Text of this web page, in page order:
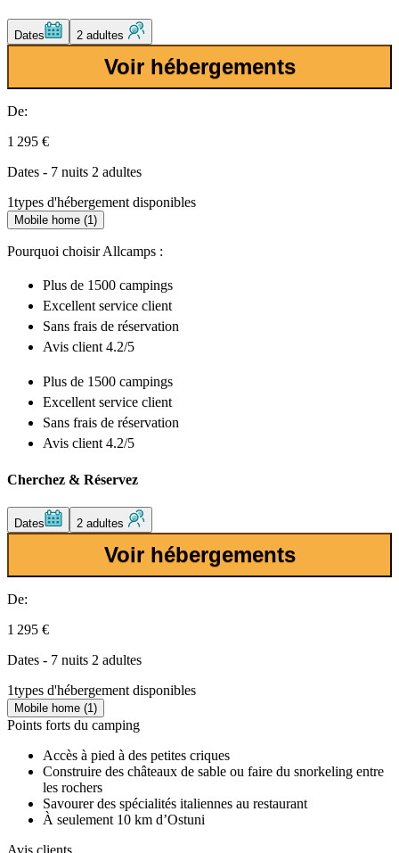
Dates 2 adultes
Voir hébergements
De:
1 295 €
Dates - 7 nuits 2 adultes
1types d'hébergement disponibles
Mobile home (1)
Pourquoi choisir Allcamps :
Plus de 1500 campings
Excellent service client
Sans frais de réservation
Avis client 4.2/5
Plus de 1500 campings
Excellent service client
Sans frais de réservation
Avis client 4.2/5
Cherchez & Réservez
Dates 2 adultes
Voir hébergements
De:
1 295 €
Dates - 7 nuits 2 adultes
1types d'hébergement disponibles
Mobile home (1)
Points forts du camping
Accès à pied à des petites criques
Construire des châteaux de sable ou faire du snorkeling entre
les rochers
Savourer des spécialités italiennes au restaurant
À seulement 10 km d’Ostuni
Avis clients